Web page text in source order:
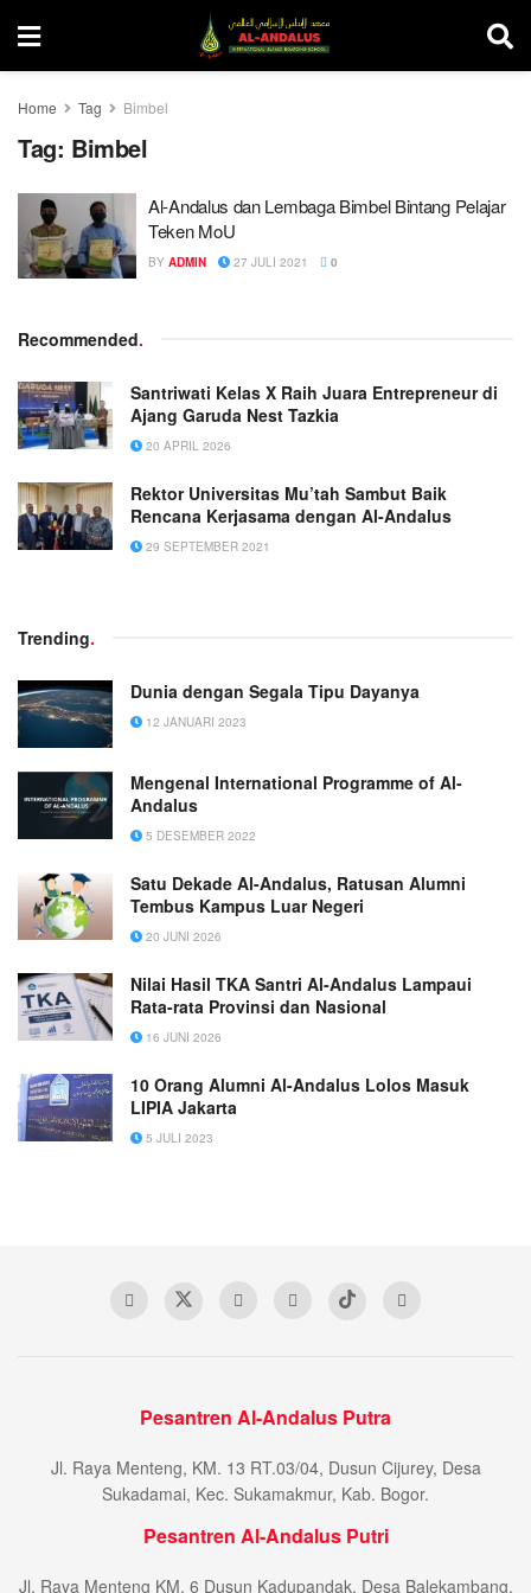
Home Tag Bimbel
Tag: Bimbel
Al-Andalus dan Lembaga Bimbel Bintang Pelajar
Teken MoU
BY ADMIN 27 JULI 2021 0
Recommended.
Santriwati Kelas X Raih Juara Entrepreneur di
Ajang Garuda Nest Tazkia
20 APRIL 2026
Rektor Universitas Mu’tah Sambut Baik
Rencana Kerjasama dengan Al-Andalus
29 SEPTEMBER 2021
Trending.
Dunia dengan Segala Tipu Dayanya
12 JANUARI 2023
Mengenal International Programme of Al-
Andalus
5 DESEMBER 2022
Satu Dekade Al-Andalus, Ratusan Alumni
Tembus Kampus Luar Negeri
20 JUNI 2026
Nilai Hasil TKA Santri Al-Andalus Lampaui
Rata-rata Provinsi dan Nasional
16 JUNI 2026
10 Orang Alumni Al-Andalus Lolos Masuk
LIPIA Jakarta
5 JULI 2023
Pesantren Al-Andalus Putra
Jl. Raya Menteng, KM. 13 RT.03/04, Dusun Cijurey, Desa
Sukadamai, Kec. Sukamakmur, Kab. Bogor.
Pesantren Al-Andalus Putri
Jl. Raya Menteng KM. 6 Dusun Kadupandak, Desa Balekambang,